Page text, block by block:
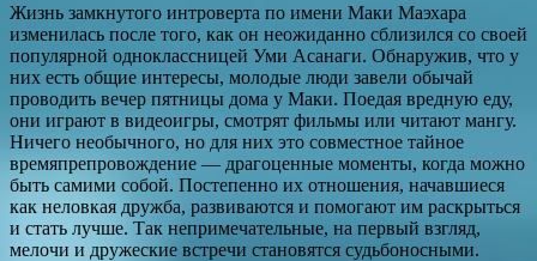
Жизнь замкнутого интроверта по имени Маки Маэхара
изменилась после того, как он неожиданно сблизился со своей
популярной одноклассницей Уми Асанаги. Обнаружив, что у
них есть общие интересы, молодые люди завели обычай
проводить вечер пятницы дома у Маки. Поедая вредную еду,
они играют в видеоигры, смотрят фильмы или читают мангу.
Ничего необычного, но для них это совместное тайное
времяпрепровождение — драгоценные моменты, когда можно
быть самими собой. Постепенно их отношения, начавшиеся
как неловкая дружба, развиваются и помогают им раскрыться
и стать лучше. Так непримечательные, на первый взгляд,
мелочи и дружеские встречи становятся судьбоносными.